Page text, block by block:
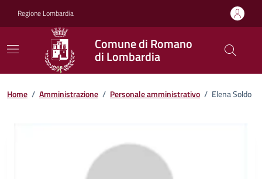
Regione Lombardia
Comune di Romano
di Lombardia
Home / Amministrazione / Personale amministrativo / Elena Soldo